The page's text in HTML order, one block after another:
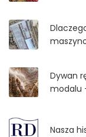
Dywan
modalu
Nasza